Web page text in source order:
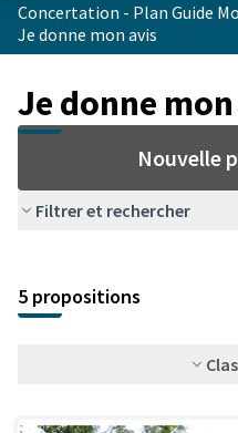
Concertation - Plan Guide
Je donne mon avis
Je donne
Nouvelle
Filtrer et rechercher
+
−
5 propositions